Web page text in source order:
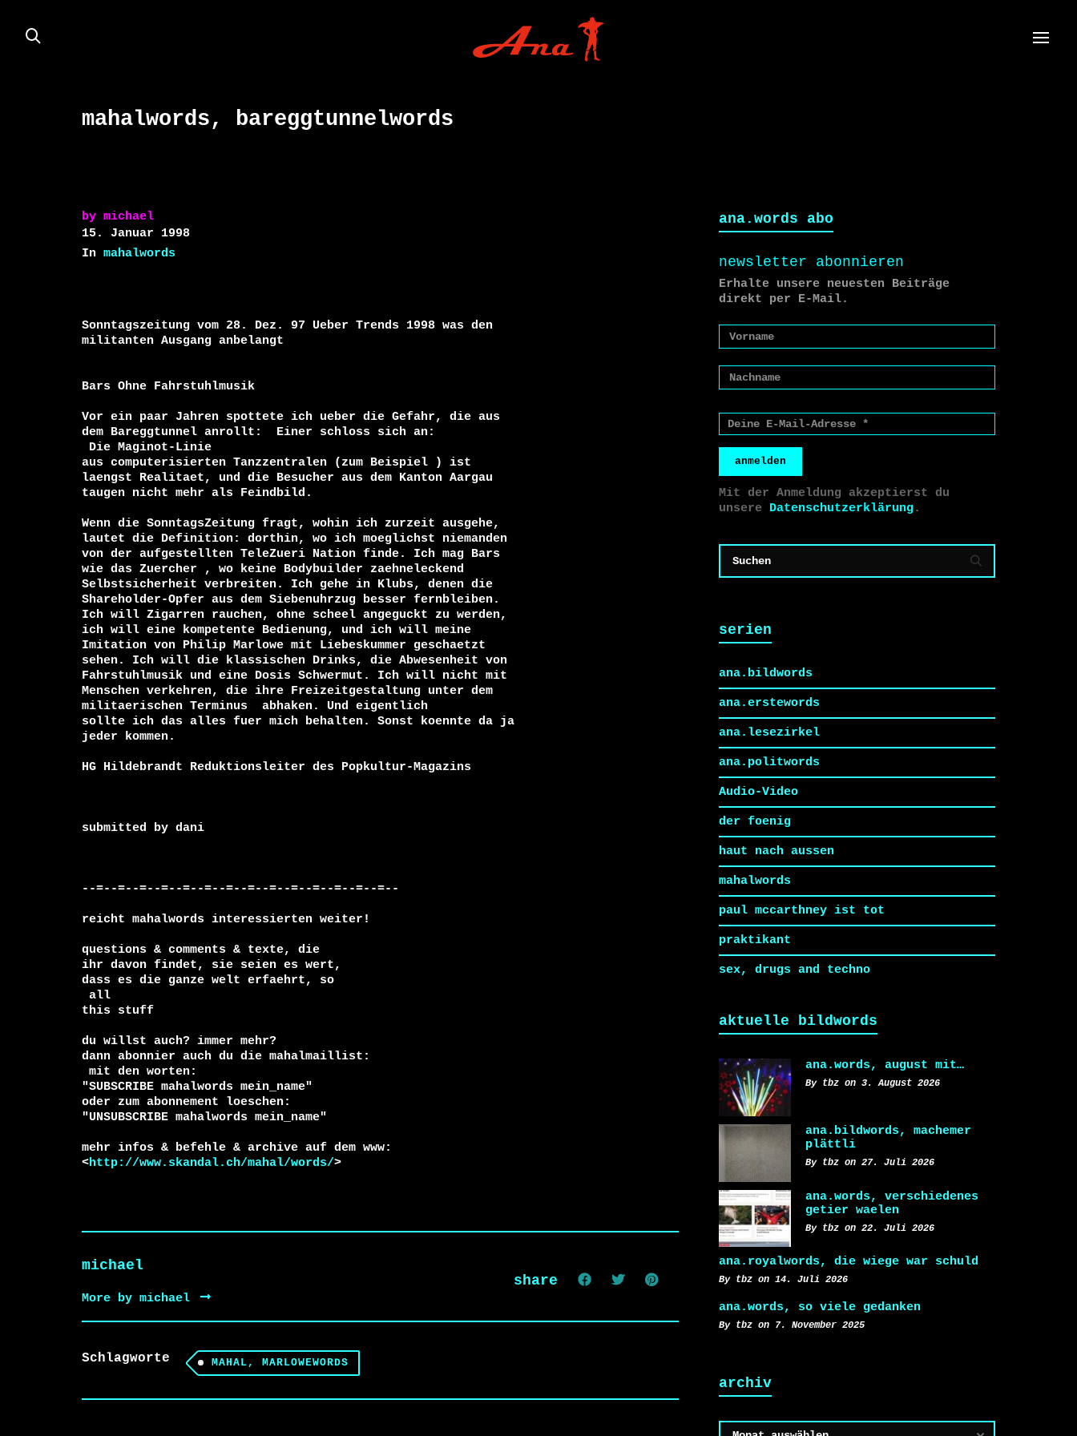
mahalwords, bareggtunnelwords
by michael
15. Januar 1998
In mahalwords
Sonntagszeitung vom 28. Dez. 97 Ueber Trends 1998 was den
militanten Ausgang anbelangt
Bars Ohne Fahrstuhlmusik
Vor ein paar Jahren spottete ich ueber die Gefahr, die aus
dem Bareggtunnel anrollt:
aus computerisierten Tanzzentralen (zum Beispiel
) ist
laengst Realitaet, und die Besucher aus dem Kanton Aargau
taugen nicht mehr als Feindbild.
Wenn die SonntagsZeitung fragt, wohin ich zurzeit ausgehe,
lautet die Definition: dorthin, wo ich moeglichst niemanden
von der aufgestellten TeleZueri Nation finde. Ich mag Bars
wie das Zuercher
, wo keine Bodybuilder zaehneleckend
Selbstsicherheit verbreiten. Ich gehe in Klubs, denen die
Shareholder-Opfer aus dem Siebenuhrzug besser fernbleiben.
Ich will Zigarren rauchen, ohne scheel angeguckt zu werden,
ich will eine kompetente Bedienung, und ich will meine
Imitation von Philip Marlowe mit Liebeskummer geschaetzt
sehen. Ich will die klassischen Drinks, die Abwesenheit von
Fahrstuhlmusik und eine Dosis Schwermut. Ich will nicht mit
Menschen verkehren, die ihre Freizeitgestaltung unter dem
militaerischen Terminus
abhaken. Und eigentlich
sollte ich das alles fuer mich behalten. Sonst koennte da ja
jeder kommen.
submitted by dani
--=--=--=--=--=--=--=--=--=--=--=--=--=--=--
reicht mahalwords interessierten weiter!
questions & comments & texte, die
ihr davon findet, sie seien es wert,
this stuff
du willst auch? immer mehr?
"SUBSCRIBE mahalwords mein_name"
oder zum abonnement loeschen:
"UNSUBSCRIBE mahalwords mein_name"
mehr infos & befehle & archive auf dem www:
<http://www.skandal.ch/mahal/words/>
michael
More by michael
share
Schlagworte MAHAL, MARLOWEWORDS
ana.words abo
newsletter abonnieren
Erhalte unsere neuesten Beiträge
direkt per E-Mail.
anmelden
Mit der Anmeldung akzeptierst du
unsere Datenschutzerklärung.
serien
ana.bildwords
ana.erstewords
ana.lesezirkel
ana.politwords
Audio-Video
der foenig
haut nach aussen
mahalwords
paul mccarthney ist tot
praktikant
sex, drugs and techno
aktuelle bildwords
ana.words, august mit…
By tbz on 3. August 2026
ana.bildwords, machemer
plättli
By tbz on 27. Juli 2026
ana.words, verschiedenes
getier waelen
By tbz on 22. Juli 2026
ana.royalwords, die wiege war schuld
By tbz on 14. Juli 2026
ana.words, so viele gedanken
By tbz on 7. November 2025
archiv